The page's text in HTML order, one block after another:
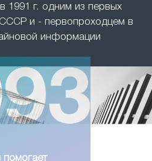
1991 г. одним из первых
и - первопроходцем в
информации
помогает